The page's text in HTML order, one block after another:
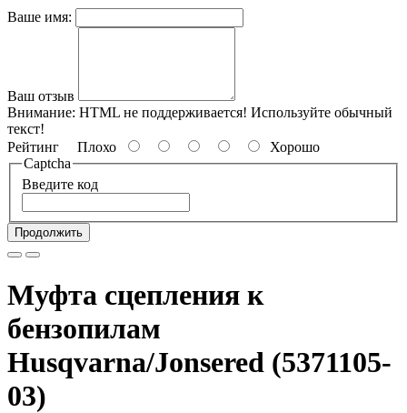
Ваше имя:
Ваш отзыв
Внимание: HTML не поддерживается! Используйте обычный
текст!
Рейтинг Плохо
Хорошо
Captcha
Введите код
Продолжить
Муфта сцепления к
бензопилам
Husqvarna/Jonsered (5371105-
03)